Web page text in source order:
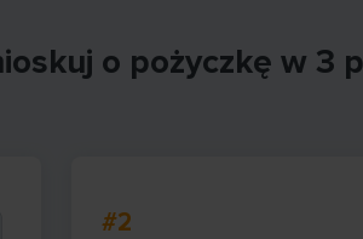
o pożyczkę w 3
#2